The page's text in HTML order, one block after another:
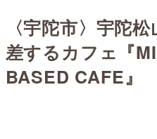
〈宇陀市〉宇陀
差するカフェ『
BASED CAFE』